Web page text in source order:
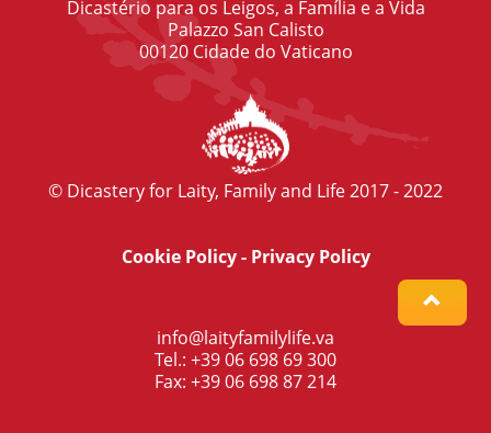
Dicastério para os Leigos, a Família e a Vida
Palazzo San Calisto
00120 Cidade do Vaticano
© Dicastery for Laity, Family and Life 2017 - 2022
Cookie Policy- Privacy Policy
info@laityfamilylife.va
Tel.: +39 06 698 69 300
Fax: +39 06 698 87 214